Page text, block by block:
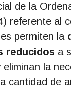
de la
referente al
permiten la
reducidos a
la
cantidad de